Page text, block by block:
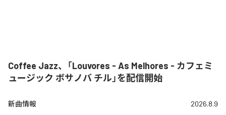
Coffee Jazz、「Louvores - As Melhores - カフェミ
ュージック ボサノバ チル」を配信開始
新曲情報 2026.8.9